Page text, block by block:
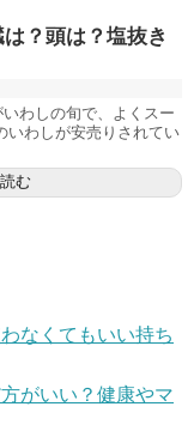
？頭は？塩抜き
わしの旬で、よくスー
いわしが安売りされてい
む
なくてもいい持ち
がいい？健康やマ